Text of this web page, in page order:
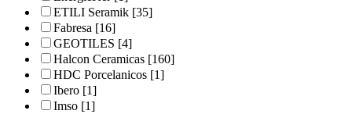
ETILI Seramik [35]
Fabresa [16]
GEOTILES [4]
Halcon Ceramicas [160]
HDC Porcelanicos [1]
Ibero [1]
Imso [1]